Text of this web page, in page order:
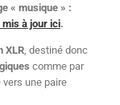
« musique » :
à jour ici.
XLR , destiné donc
comme par
vers une paire